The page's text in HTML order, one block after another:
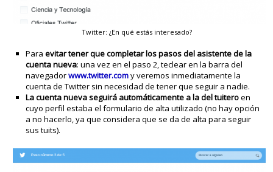
Twitter: ¿En qué estás interesado?
Paraevitar tener que completar los pasos del asistente de la
cuenta nueva: una vez en el paso 2, teclear en la barra del
navegadorwww.twitter.comy veremos inmediatamente la
cuenta de Twitter sin necesidad de tener que seguir a nadie.
La cuenta nueva seguirá automáticamente a la del tuiteroen
cuyo perfil estaba el formulario de alta utilizado (no hay opción
a no hacerlo, ya que considera que se da de alta para seguir
sus tuits).